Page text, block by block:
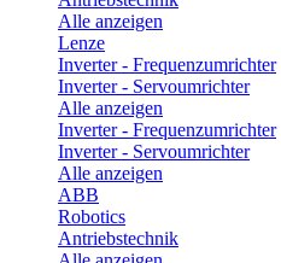
Alle anzeigen
Lenze
Inverter - Frequenzumrichter
Inverter - Servoumrichter
Alle anzeigen
Inverter - Frequenzumrichter
Inverter - Servoumrichter
Alle anzeigen
ABB
Robotics
Antriebstechnik